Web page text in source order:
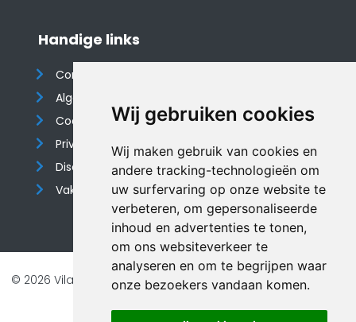
Wij gebruiken cookies
Wij maken gebruik van cookies en
andere tracking-technologieën om
uw surfervaring op onze website te
verbeteren, om gepersonaliseerde
inhoud en advertenties te tonen,
om ons websiteverkeer te
analyseren en om te begrijpen waar
onze bezoekers vandaan komen.
Handige links
Contact
Algemene voorwaarden
Cookieverklaring
Privacyverklaring
Disclaimer
Vakantiehuis website
© 2026 Vilando Vakantiehuizen |Website door FalcoTravel